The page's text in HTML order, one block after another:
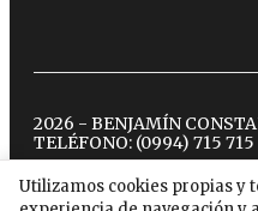
Utilizamos cookies propias y
2026 - BENJAMÍN
TELÉFONO: (0994) 715 715